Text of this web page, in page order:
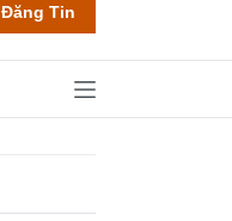
Đăng Tin